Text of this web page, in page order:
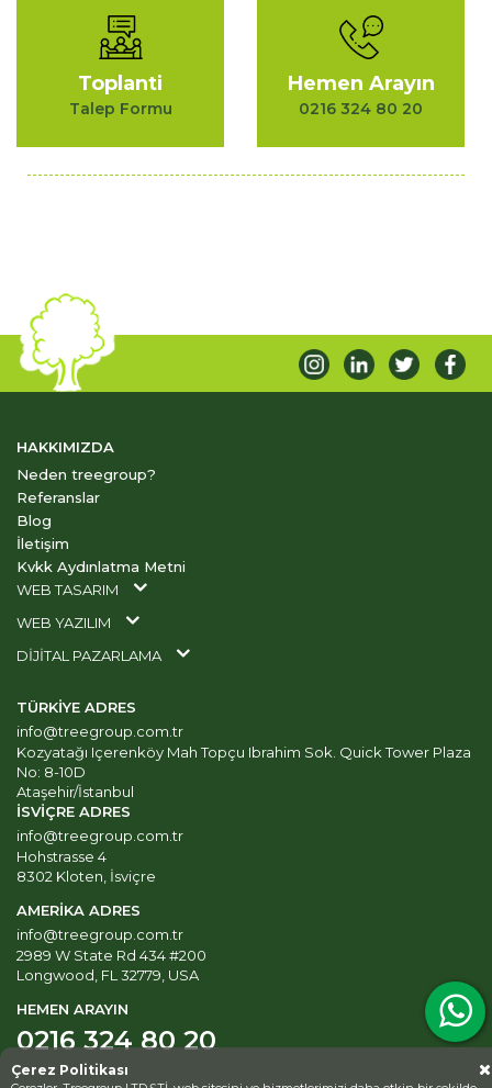
Toplanti
Talep Formu
Hemen Arayın
0216 324 80 20
HAKKIMIZDA
Neden treegroup?
Referanslar
Blog
İletişim
Kvkk Aydınlatma Metni
WEB TASARIM
WEB YAZILIM
DİJİTAL PAZARLAMA
TÜRKİYE ADRES
info@treegroup.com.tr
Kozyatağı Içerenköy Mah Topçu Ibrahim Sok. Quick Tower Plaza
No: 8-10D
Ataşehir/İstanbul
İSVİÇRE ADRES
info@treegroup.com.tr
Hohstrasse 4
8302 Kloten, İsviçre
AMERİKA ADRES
info@treegroup.com.tr
2989 W State Rd 434 #200
Longwood, FL 32779, USA
HEMEN ARAYIN
0216 324 80 20
Çerez Politikası